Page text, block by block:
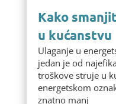
Kako
u kućanstvu
Ulaganje u
jedan je od
troškove struje u
energetskom
znatno manj